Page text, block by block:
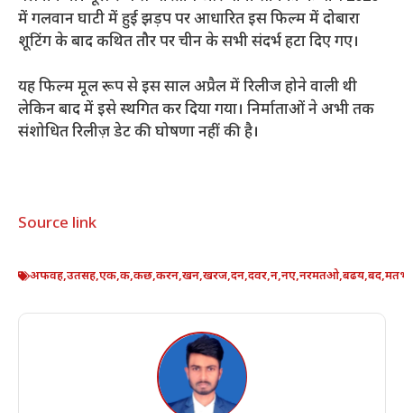
में गलवान घाटी में हुई झड़प पर आधारित इस फिल्म में दोबारा
शूटिंग के बाद कथित तौर पर चीन के सभी संदर्भ हटा दिए गए।
यह फिल्म मूल रूप से इस साल अप्रैल में रिलीज होने वाली थी
लेकिन बाद में इसे स्थगित कर दिया गया। निर्माताओं ने अभी तक
संशोधित रिलीज़ डेट की घोषणा नहीं की है।
Source link
अफवह,उतसह,एक,क,कछ,करन,खन,खरज,दन,दवर,न,नए,नरमतओ,बढय,बद,